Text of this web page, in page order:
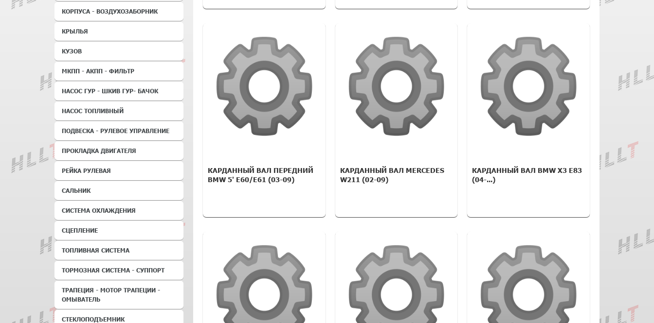
КОРПУСА - ВОЗДУХОЗАБОРНИК
КРЫЛЬЯ
КУЗОВ
МКПП - АКПП - ФИЛЬТР
НАСОС ГУР - ШКИВ ГУР- БАЧОК
НАСОС ТОПЛИВНЫЙ
ПОДВЕСКА - РУЛЕВОЕ УПРАВЛЕНИЕ
ПРОКЛАДКА ДВИГАТЕЛЯ
РЕЙКА РУЛЕВАЯ
САЛЬНИК
СИСТЕМА ОХЛАЖДЕНИЯ
СЦЕПЛЕНИЕ
ТОПЛИВНАЯ СИСТЕМА
ТОРМОЗНАЯ СИСТЕМА - СУППОРТ
ТРАПЕЦИЯ - МОТОР ТРАПЕЦИИ -
ОМЫВАТЕЛЬ
СТЕКЛОПОДЪЕМНИК
КАРДАННЫЙ ВАЛ ПЕРЕДНИЙ
BMW 5' E60/E61 (03-09)
КАРДАННЫЙ ВАЛ MERCEDES
W211 (02-09)
КАРДАННЫЙ ВАЛ BMW X3 E83
(04-...)